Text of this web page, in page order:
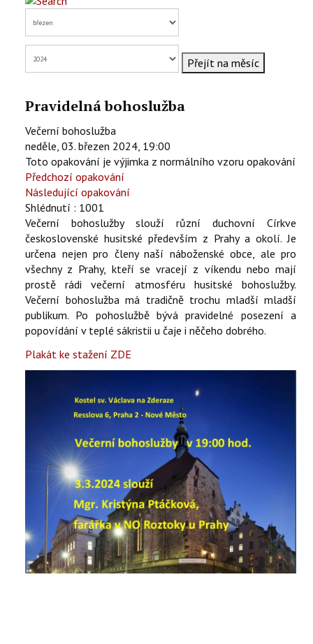
KONTAKTY
EN
Přejít na měsíc
Pravidelná bohoslužba
Večerní bohoslužba
neděle, 03. březen 2024, 19:00
Toto opakování je výjimka z normálního vzoru opakování
Předchozí opakování
Následující opakování
Shlédnutí : 1001
Večerní bohoslužby slouží různí duchovní Církve
československé husitské především z Prahy a okolí. Je
určena nejen pro členy naší náboženské obce, ale pro
všechny z Prahy, kteří se vracejí z víkendu nebo mají
prostě rádi večerní atmosféru husitské bohoslužby.
Večerní bohoslužba má tradičně trochu mladší mladší
publikum. Po pohoslužbě bývá pravidelné posezení a
popovídání v teplé sákristii u čaje i něčeho dobrého.
Plakát ke stažení ZDE